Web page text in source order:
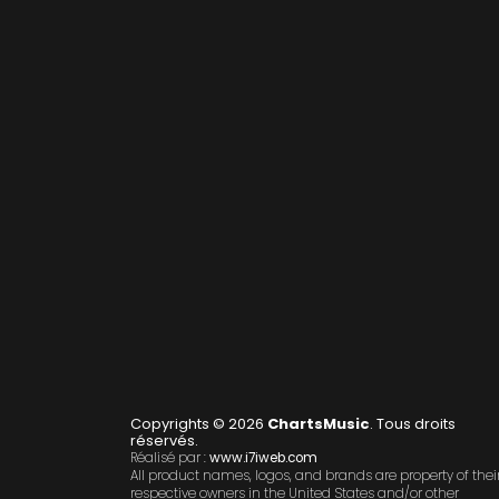
Copyrights © 2026 ChartsMusic. Tous droits
réservés.
Réalisé par :www.i7iweb.com
All product names, logos, and brands are property of
respective owners in the United States and/or other